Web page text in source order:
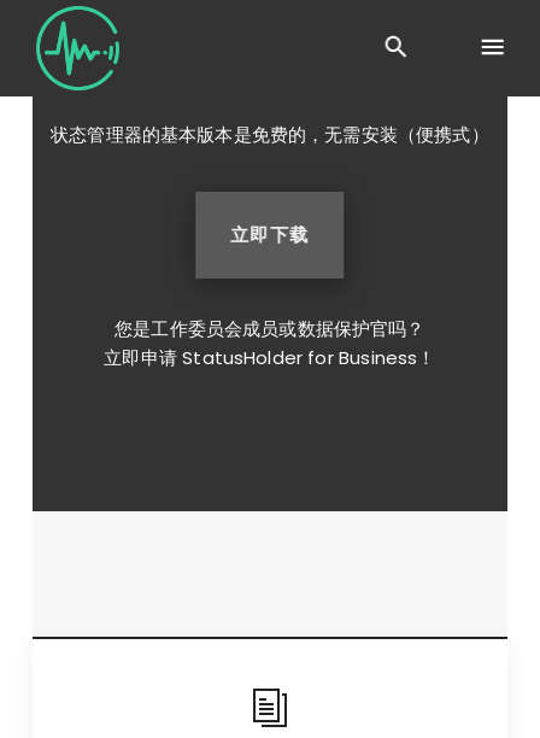
状态管理器的基本版本是免费的，无需安装（便携式）
立即下载
您是工作委员会成员或数据保护官吗？
立即申请 StatusHolder for Business！